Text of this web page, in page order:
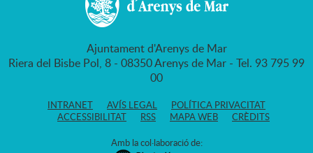
Ajuntament d'Arenys de Mar
Riera del Bisbe Pol, 8 - 08350 Arenys de Mar - Tel. 93 795 99
00
INTRANET AVÍS LEGAL
POLÍTICA PRIVACITAT
ACCESSIBILITAT
RSS MAPA WEB CRÈDITS
Amb la col·laboració de: